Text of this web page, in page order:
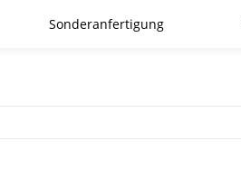
Sonderanfertigung